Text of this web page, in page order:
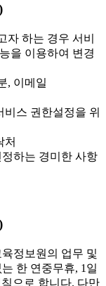
자 하는 경우 서비
을 이용하여 변경
, 이메일
스 권한설정을 위
처
하는 경미한 사항
정보원의 업무 및
한 연중무휴, 1일
칙으로 합니다. 다만